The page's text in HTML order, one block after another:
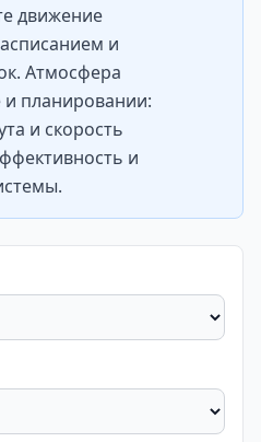
движение
и
Атмосфера
и планировании:
и скорость
и